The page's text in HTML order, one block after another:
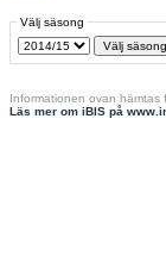
Välj säsong
Informationen ovan hämtas
Läs mer om iBIS på